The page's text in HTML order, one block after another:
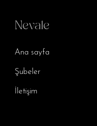
Nevale
Ana sayfa
Şubeler
İletişim